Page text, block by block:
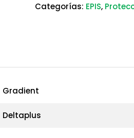
Categorías: EPIS,
Gradient
Deltaplus